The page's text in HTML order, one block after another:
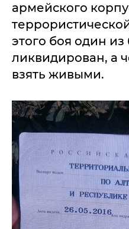
армейского
этого боя один
ликвидирован, а
взять живыми.